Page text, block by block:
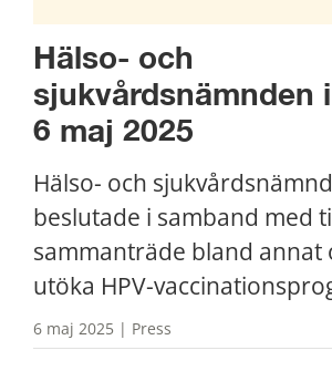
Hälso- och
sjukvårdsnämnden
6 maj 2025
Hälso- och
beslutade i samband med
sammanträde bland annat
utöka HPV-
6 maj 2025 | Press